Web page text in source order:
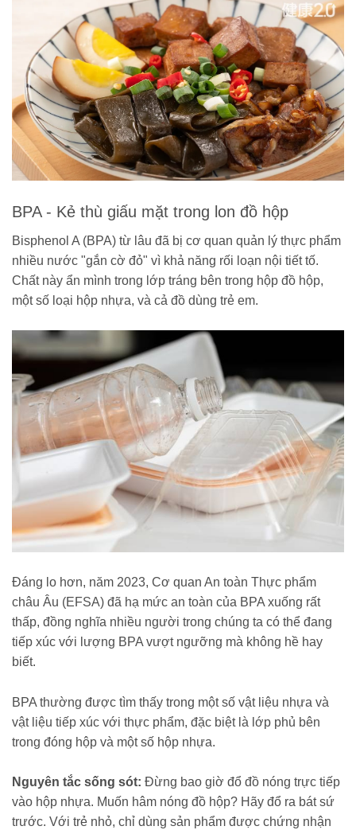
BPA - Kẻ thù giấu mặt trong lon đồ hộp
Bisphenol A (BPA) từ lâu đã bị cơ quan quản lý thực phẩm
nhiều nước "gắn cờ đỏ" vì khả năng rối loạn nội tiết tố.
Chất này ẩn mình trong lớp tráng bên trong hộp đồ hộp,
một số loại hộp nhựa, và cả đồ dùng trẻ em.
Đáng lo hơn, năm 2023, Cơ quan An toàn Thực phẩm
châu Âu (EFSA) đã hạ mức an toàn của BPA xuống rất
thấp, đồng nghĩa nhiều người trong chúng ta có thể đang
tiếp xúc với lượng BPA vượt ngưỡng mà không hề hay
biết.
BPA thường được tìm thấy trong một số vật liệu nhựa và
vật liệu tiếp xúc với thực phẩm, đặc biệt là lớp phủ bên
trong đóng hộp và một số hộp nhựa.
Nguyên tắc sống sót: Đừng bao giờ đổ đồ nóng trực tiếp
vào hộp nhựa. Muốn hâm nóng đồ hộp? Hãy đổ ra bát sứ
trước. Với trẻ nhỏ, chỉ dùng sản phẩm được chứng nhận